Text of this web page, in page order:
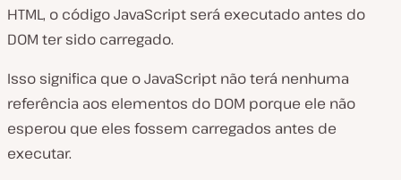
HTML, o código JavaScript será executado antes do
DOM ter sido carregado.
Isso significa que o JavaScript não terá nenhuma
referência aos elementos do DOM porque ele não
esperou que eles fossem carregados antes de
executar.